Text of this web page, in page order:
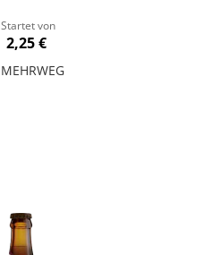
Startet von
2,25 €
MEHRWEG